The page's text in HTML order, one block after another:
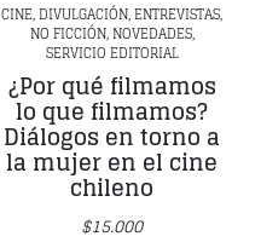
CINE, DIVULGACIÓN, ENTREVISTAS,
NO FICCIÓN, NOVEDADES,
SERVICIO EDITORIAL
¿Por qué filmamos
lo que filmamos?
Diálogos en torno a
la mujer en el cine
chileno
$15.000